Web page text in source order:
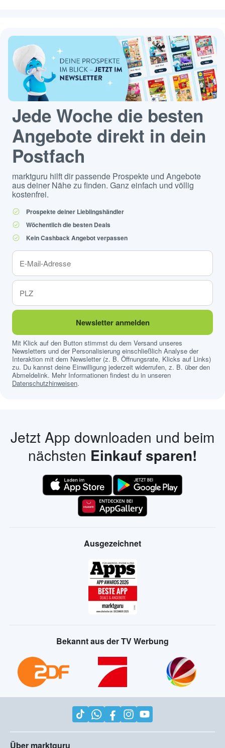
Jede Woche die besten
Angebote direkt in dein
Postfach
marktguru hilft dir passende Prospekte und Angebote
aus deiner Nähe zu finden. Ganz einfach und völlig
kostenfrei.
Prospekte deiner Lieblingshändler
Wöchentlich die besten Deals
Kein Cashback Angebot verpassen
Newsletter anmelden
Mit Klick auf den Button stimmst du dem Versand unseres
Newsletters und der Personalisierung einschließlich Analyse der
Interaktion mit dem Newsletter (z. B. Öffnungsrate, Klicks auf Links)
zu. Du kannst deine Einwilligung jederzeit widerrufen, z. B. über den
Abmeldelink. Mehr Informationen findest du in unseren
Datenschutzhinweisen.
Jetzt App downloaden und beim
nächsten Einkauf sparen!
Ausgezeichnet
Bekannt aus der TV Werbung
Über marktguru